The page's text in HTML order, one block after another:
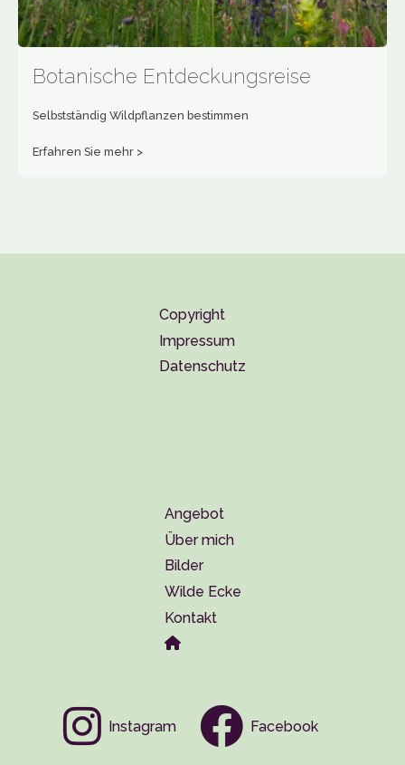
Botanische Entdeckungsreise
Selbstständig Wildpflanzen bestimmen
Erfahren Sie mehr >
Copyright
Impressum
Datenschutz
Angebot
Über mich
Bilder
Wilde Ecke
Kontakt
Instagram Facebook